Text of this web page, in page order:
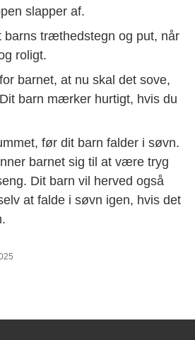
slapper af.
træthedstegn og put, når
roligt.
barnet, at nu skal det sove,
barn mærker hurtigt, hvis du
før dit barn falder i søvn.
barnet sig til at være tryg
Dit barn vil herved også
at falde i søvn igen, hvis det